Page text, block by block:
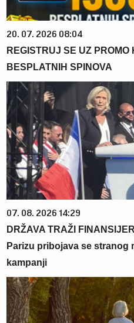
20. 07. 2026 08:04
REGISTRUJ SE UZ
BESPLATNIH SPINOVA
07. 08. 2026 14:29
DRŽAVA TRAŽI
Parizu pribojava se stranog
kampanji